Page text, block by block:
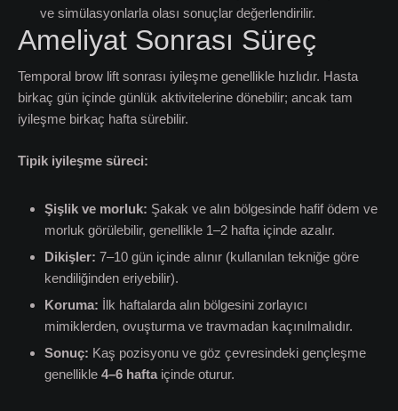
ve simülasyonlarla olası sonuçlar değerlendirilir.
Ameliyat Sonrası Süreç
Temporal brow lift sonrası iyileşme genellikle hızlıdır. Hasta
birkaç gün içinde günlük aktivitelerine dönebilir; ancak tam
iyileşme birkaç hafta sürebilir.
Tipik iyileşme süreci:
Şişlik ve morluk: Şakak ve alın bölgesinde hafif ödem ve
morluk görülebilir, genellikle 1–2 hafta içinde azalır.
Dikişler: 7–10 gün içinde alınır (kullanılan tekniğe göre
kendiliğinden eriyebilir).
Koruma: İlk haftalarda alın bölgesini zorlayıcı
mimiklerden, ovuşturma ve travmadan kaçınılmalıdır.
Sonuç: Kaş pozisyonu ve göz çevresindeki gençleşme
genellikle 4–6 hafta içinde oturur.